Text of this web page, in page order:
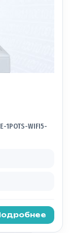
1POTS-WIFI5-